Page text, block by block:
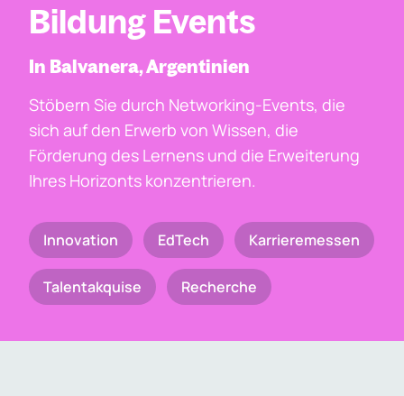
Bildung Events
In Balvanera, Argentinien
Stöbern Sie durch Networking-Events, die
sich auf den Erwerb von Wissen, die
Förderung des Lernens und die Erweiterung
Ihres Horizonts konzentrieren.
Innovation EdTech Karrieremessen
Talentakquise Recherche